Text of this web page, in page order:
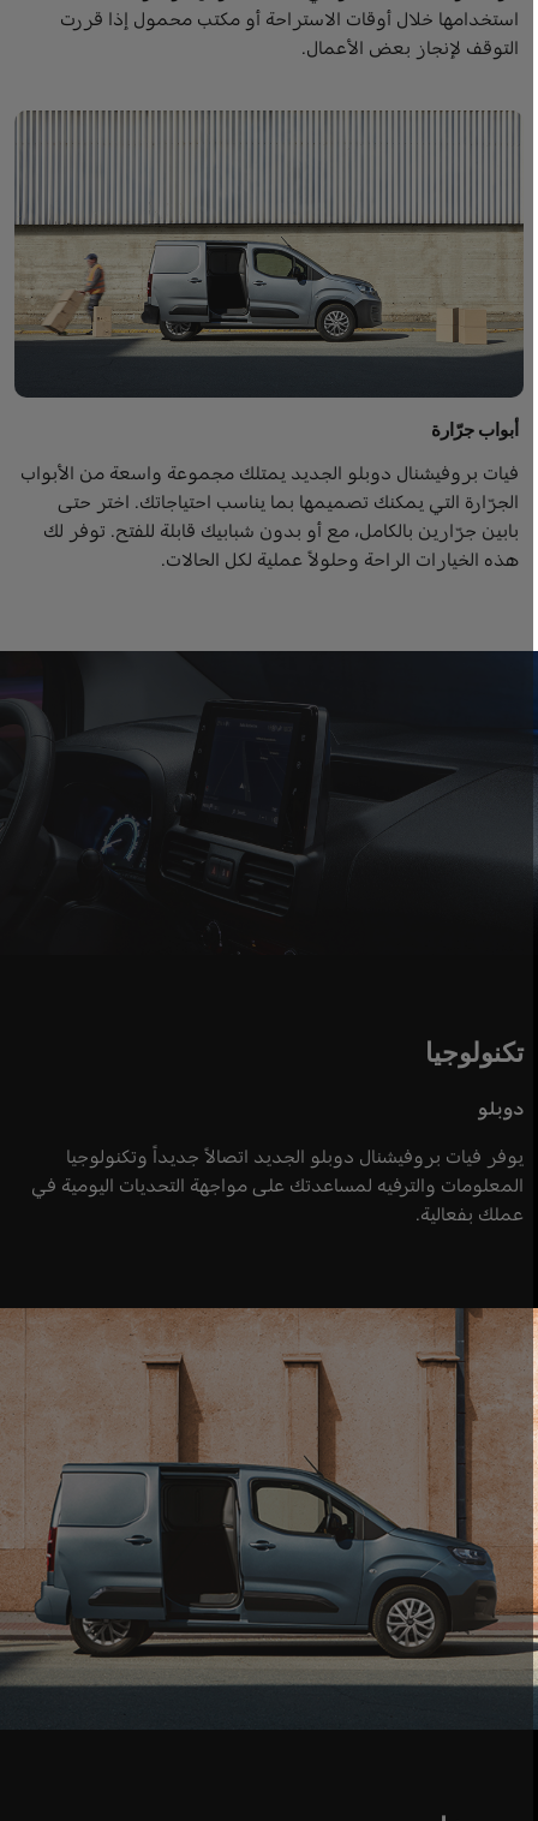
استخدامها خلال أوقات الاستراحة أو مكتب محمول إذا قررت
التوقف لإنجاز بعض الأعمال.
أبواب جرّارة
فيات بروفيشنال دوبلو الجديد يمتلك مجموعة واسعة من الأبواب
الجرّارة التي يمكنك تصميمها بما يناسب احتياجاتك. اختر حتى
بابين جرّارين بالكامل، مع أو بدون شبابيك قابلة للفتح. توفر لك
هذه الخيارات الراحة وحلولاً عملية لكل الحالات.
تكنولوجيا
دوبلو
يوفر فيات بروفيشنال دوبلو الجديد اتصالاً جديداً وتكنولوجيا
المعلومات والترفيه لمساعدتك على مواجهة التحديات اليومية في
عملك بفعالية.